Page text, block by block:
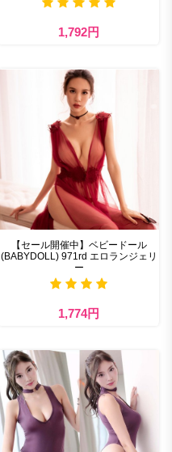
1,792円
【セール開催中】ベビードール
(BABYDOLL) 971rd エロランジェリ
ー
1,774円